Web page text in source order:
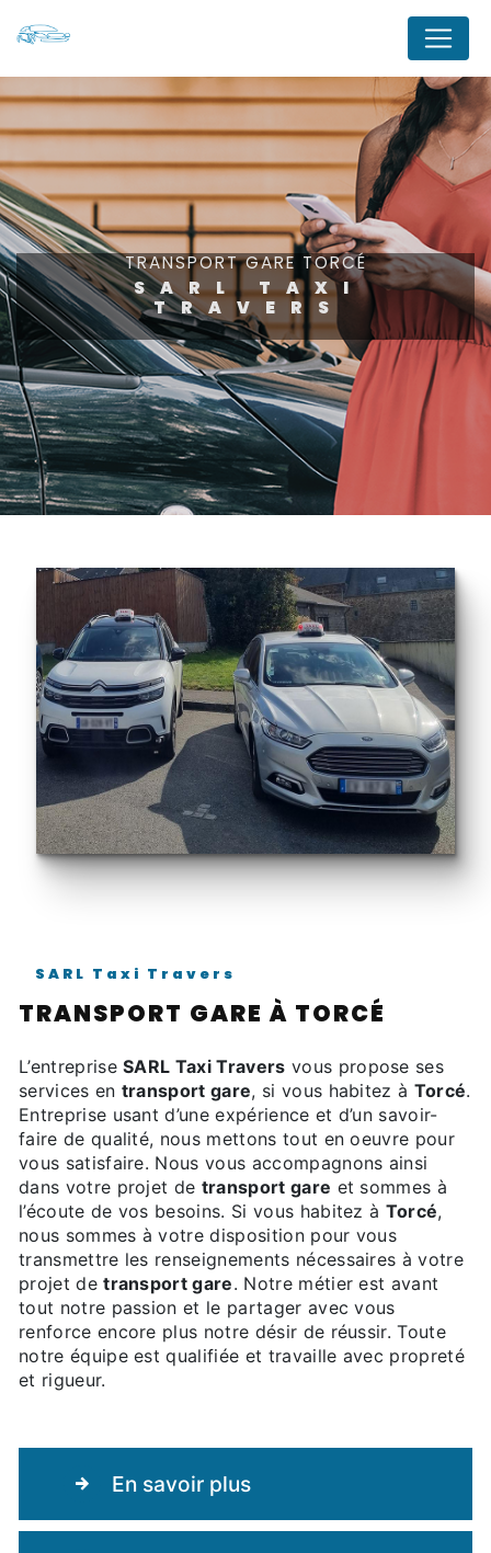
TRANSPORT GARE TORCÉ
SARL TAXI
TRAVERS
SARL Taxi Travers
TRANSPORT GARE À TORCÉ
L’entrepriseSARL Taxi Travers vous propose ses
services en transport gare, si vous habitez à Torcé.
Entreprise usant d’une expérience et d’un savoir-
faire de qualité, nous mettons tout en oeuvre pour
vous satisfaire. Nous vous accompagnons ainsi
dans votre projet de transport gare et sommes à
l’écoute de vos besoins. Si vous habitez à Torcé,
nous sommes à votre disposition pour vous
transmettre les renseignements nécessaires à votre
projet detransport gare. Notre métier est avant
tout notre passion et le partager avec vous
renforce encore plus notre désir de réussir. Toute
notre équipe est qualifiée et travaille avec propreté
et rigueur.
En savoir plus